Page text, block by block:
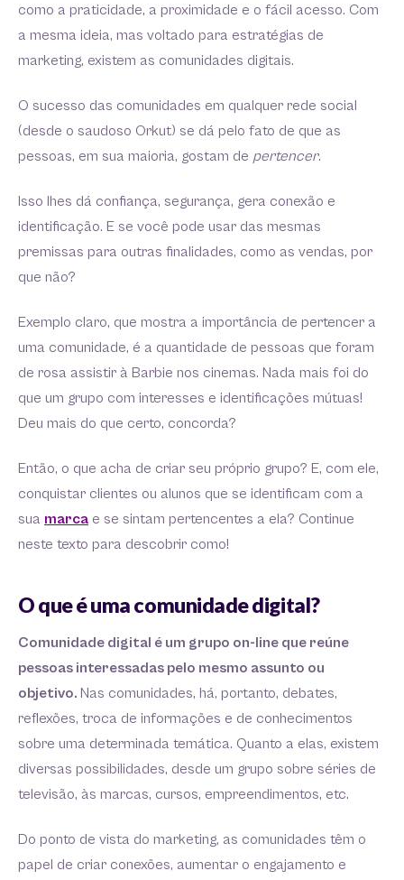
como a praticidade, a proximidade e o fácil acesso. Com
a mesma ideia, mas voltado para estratégias de
marketing, existem as comunidades digitais.
O sucesso das comunidades em qualquer rede social
(desde o saudoso Orkut) se dá pelo fato de que as
pessoas, em sua maioria, gostam de pertencer.
Isso lhes dá confiança, segurança, gera conexão e
identificação. E se você pode usar das mesmas
premissas para outras finalidades, como as vendas, por
que não?
Exemplo claro, que mostra a importância de pertencer a
uma comunidade, é a quantidade de pessoas que foram
de rosa assistir à Barbie nos cinemas. Nada mais foi do
que um grupo com interesses e identificações mútuas!
Deu mais do que certo, concorda?
Então, o que acha de criar seu próprio grupo? E, com ele,
conquistar clientes ou alunos que se identificam com a
sua marca e se sintam pertencentes a ela? Continue
neste texto para descobrir como!
O que é uma comunidade digital?
Comunidade digital é um grupo on-line que reúne
pessoas interessadas pelo mesmo assunto ou
objetivo. Nas comunidades, há, portanto, debates,
reflexões, troca de informações e de conhecimentos
sobre uma determinada temática. Quanto a elas, existem
diversas possibilidades, desde um grupo sobre séries de
televisão, às marcas, cursos, empreendimentos, etc.
Do ponto de vista do marketing, as comunidades têm o
papel de criar conexões, aumentar o engajamento e